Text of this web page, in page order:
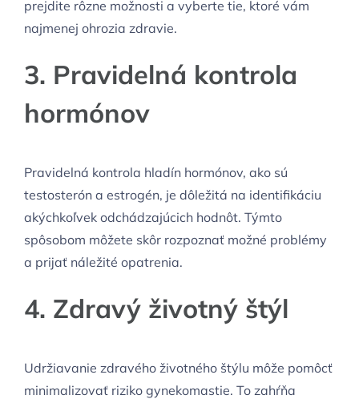
prejdite rôzne možnosti a vyberte tie, ktoré vám
najmenej ohrozia zdravie.
3. Pravidelná kontrola
hormónov
Pravidelná kontrola hladín hormónov, ako sú
testosterón a estrogén, je dôležitá na identifikáciu
akýchkoľvek odchádzajúcich hodnôt. Týmto
spôsobom môžete skôr rozpoznať možné problémy
a prijať náležité opatrenia.
4. Zdravý životný štýl
Udržiavanie zdravého životného štýlu môže pomôcť
minimalizovať riziko gynekomastie. To zahŕňa